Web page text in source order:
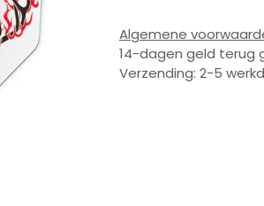
Algemene
14-dagen geld terug
Verzending: 2-5